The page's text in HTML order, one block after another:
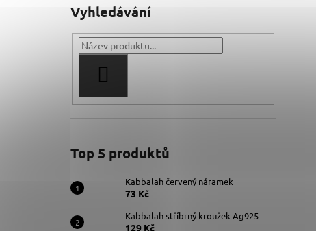
Vyhledávání
Top 5 produktů
Kabbalah červený náramek
73 Kč
Kabbalah stříbrný kroužek Ag925
129 Kč